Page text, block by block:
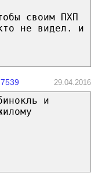
своим ПХП
не видел. и
29.04.2016
и